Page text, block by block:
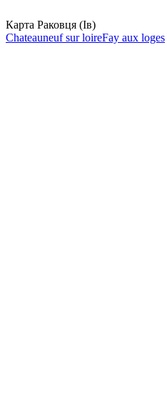
Карта Раковця (Ів)
Chateauneuf sur loireFay aux loges